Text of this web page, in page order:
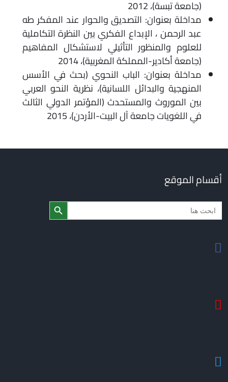
(جامعة تبسة)، 2012
مداخلة بعنوان: التصديق والحوار عند المفكر طه
عبد الرحمن ، الإبداع الفكري بين النظرة التكاملية
للعلوم والمنظور التأثيلي لاستشكال المفاهيم
(جامعة أكادير-المملكة المغربية)، 2014
مداخلة بعنوان: الباب النحوي (بحث في الأسس
المنهجية والبدائل اللسانية)، نظرية النحو العربي
بين الموروث والمستحدث (المؤتمر الدولي الثالث
في اللغويات جامعة آل البيت-الأردن)، 2015
أقسام الموقع
Search
Search Button